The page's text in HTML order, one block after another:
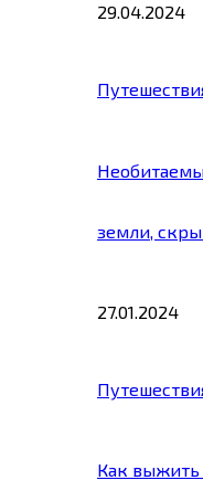
29.04.2024
земли,
27.01.2024
Как выжить